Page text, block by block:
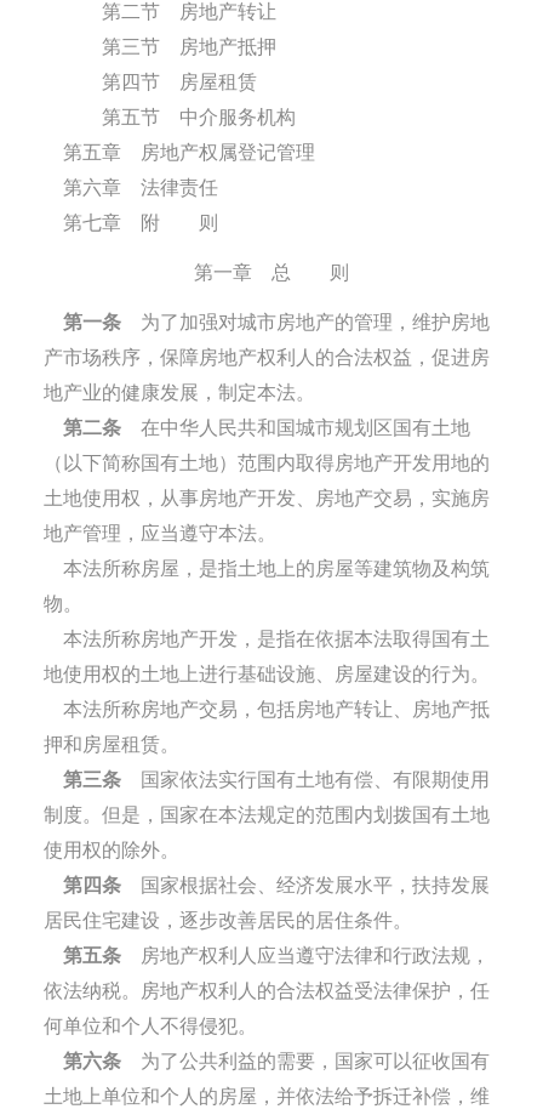
第二节 房地产转让
第三节 房地产抵押
第四节 房屋租赁
第五节 中介服务机构
第五章 房地产权属登记管理
第六章 法律责任
第七章 附 则
第一章 总 则
第一条为了加强对城市房地产的管理，维护房地
产市场秩序，保障房地产权利人的合法权益，促进房
地产业的健康发展，制定本法。
第二条在中华人民共和国城市规划区国有土地
（以下简称国有土地）范围内取得房地产开发用地的
土地使用权，从事房地产开发、房地产交易，实施房
地产管理，应当遵守本法。
本法所称房屋，是指土地上的房屋等建筑物及构筑
物。
本法所称房地产开发，是指在依据本法取得国有土
地使用权的土地上进行基础设施、房屋建设的行为。
本法所称房地产交易，包括房地产转让、房地产抵
押和房屋租赁。
第三条国家依法实行国有土地有偿、有限期使用
制度。但是，国家在本法规定的范围内划拨国有土地
使用权的除外。
第四条国家根据社会、经济发展水平，扶持发展
居民住宅建设，逐步改善居民的居住条件。
第五条房地产权利人应当遵守法律和行政法规，
依法纳税。房地产权利人的合法权益受法律保护，任
何单位和个人不得侵犯。
第六条为了公共利益的需要，国家可以征收国有
土地上单位和个人的房屋，并依法给予拆迁补偿，维